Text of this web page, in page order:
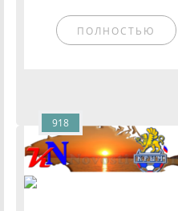
ПОЛНОСТЬЮ
918